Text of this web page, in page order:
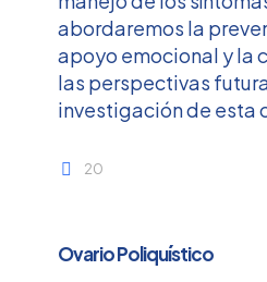
abordaremos la
apoyo emocional y la
las perspectivas
investigación de esta
20
Ovario Poliquístico